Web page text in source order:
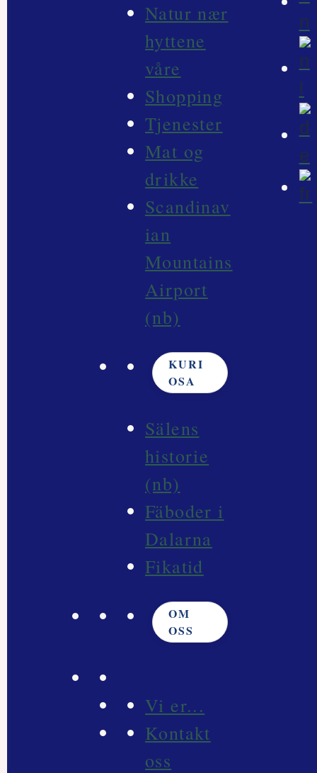
Natur nær
hyttene
våre
Shopping
Tjenester
Mat og
drikke
Scandinav
ian
Mountains
Airport
(nb)
KURI
OSA
Sälens
historie
(nb)
Fäboder i
Dalarna
Fikatid
OM
OSS
Vi er...
Kontakt
oss